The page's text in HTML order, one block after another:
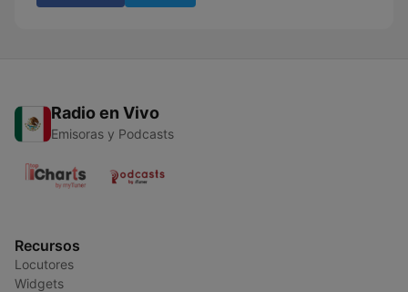
Radio en Vivo
Emisoras y Podcasts
Recursos
Locutores
Widgets